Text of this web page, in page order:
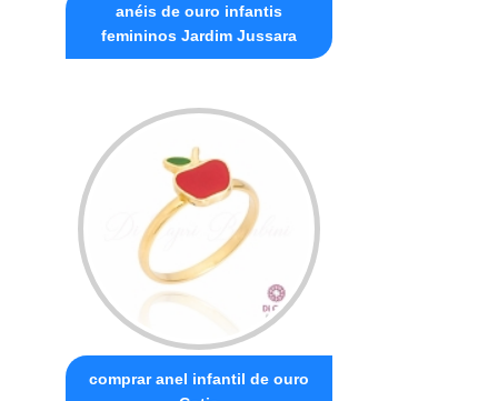
anéis de ouro infantis
femininos Jardim Jussara
comprar anel infantil de ouro